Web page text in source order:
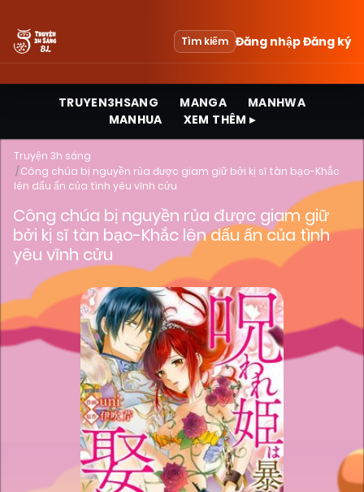
Tìm kiếm Đăng nhậpĐăng ký
TRUYEN3HSANG MANGA
MANHWA
MANHUA
XEM THÊM ▸
Truyện 3h sáng
Công chúa bị nguyền rủa được giam giữ bởi kị sĩ tàn bạo-Khắc
lên dấu ấn của tình yêu vĩnh cửu
Công chúa bị nguyền rủa được giam giữ
bởi kị sĩ tàn bạo-Khắc lên dấu ấn của tình
yêu vĩnh cửu